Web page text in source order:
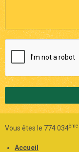
Vous êtes le 774 034ème
Accueil